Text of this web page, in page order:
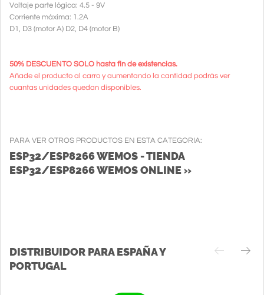
Voltaje parte lógica: 4.5 - 9V
Corriente máxima: 1.2A
D1, D3 (motor A) D2, D4 (motor B)
50% DESCUENTO SOLO hasta fin de existencias.
Añade el producto al carro y aumentando la cantidad podrás ver
cuantas unidades quedan disponibles.
PARA VER OTROS PRODUCTOS EN ESTA CATEGORIA:
ESP32/ESP8266 WEMOS - TIENDA
ESP32/ESP8266 WEMOS ONLINE »
DISTRIBUIDOR PARA ESPAÑA Y
PORTUGAL